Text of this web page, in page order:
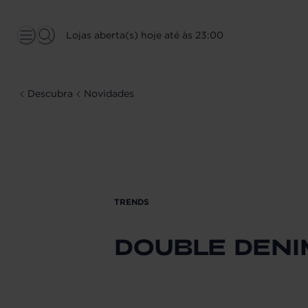
Lojas aberta(s) hoje até às 23:00
Descubra Novidades
TRENDS
DOUBLE